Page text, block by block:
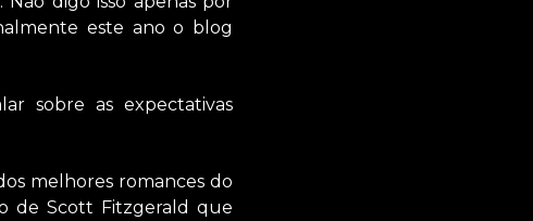
este ano o blog
sobre as expectativas
melhores romances do
de Scott Fitzgerald que